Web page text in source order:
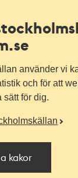
använder vi
och för att
sätt för dig.
kakor